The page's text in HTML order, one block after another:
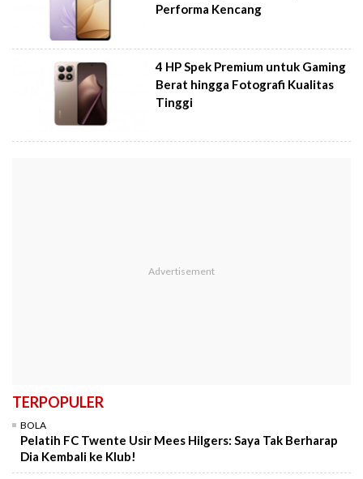
Performa Kencang
4 HP Spek Premium untuk Gaming
Berat hingga Fotografi Kualitas
Tinggi
TERPOPULER
BOLA
Pelatih FC Twente Usir Mees Hilgers: Saya Tak Berharap
Dia Kembali ke Klub!